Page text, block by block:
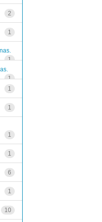
2
1
1
1
1
1
1
1
6
1
10